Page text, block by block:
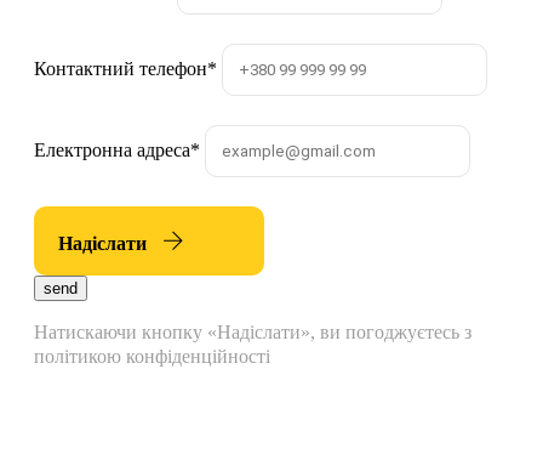
Контактний телефон*
Електронна адреса*
Надіслати
send
Натискаючи кнопку «Надіслати», ви погоджуєтесь з
політикою конфіденційності